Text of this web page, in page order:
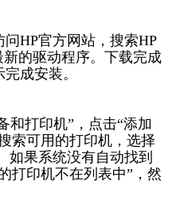
HP官方网站，搜索HP
的驱动程序。下载完成
成安装。
和打印机”，点击“添加
索可用的打印机，选择
如果系统没有自动找到
打印机不在列表中”，然